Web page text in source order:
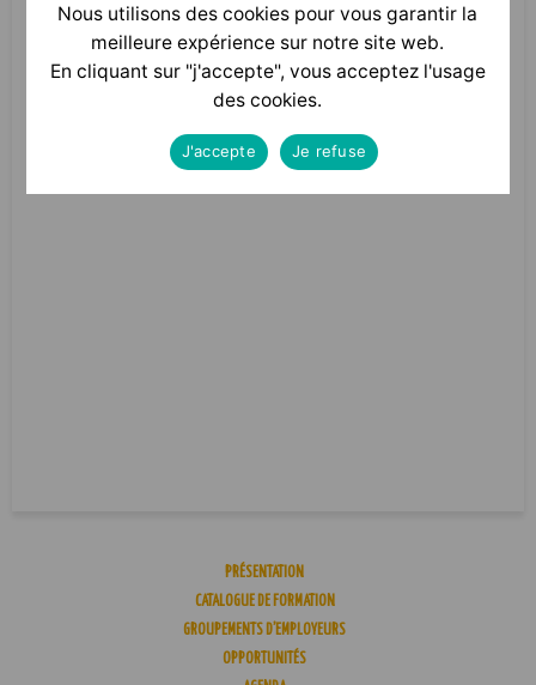
PRÉSENTATION
CATALOGUE DE FORMATION
GROUPEMENTS D’EMPLOYEURS
OPPORTUNITÉS
Nous utilisons des cookies pour vous garantir la
meilleure expérience sur notre site web.
En cliquant sur "j'accepte", vous acceptez l'usage
des cookies.
J'accepte Je refuse